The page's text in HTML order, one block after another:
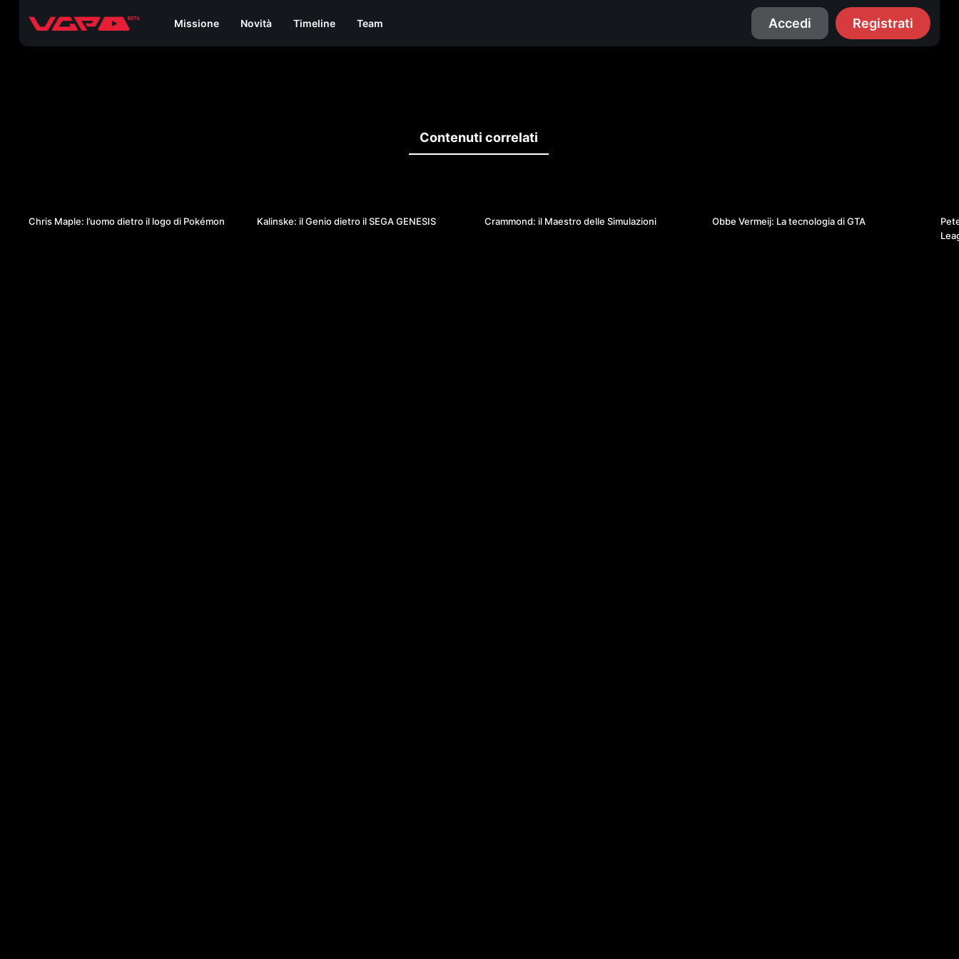
Missione Novità Timeline Team Accedi Registrati
Contenuti correlati
28:36
Chris Maple: l’uomo dietro il logo di Pokémon Kalinske: il Genio dietro il SEGA GENESIS Crammond: il Maestro delle Simulazioni Obbe Vermeij: La tecnologia di GTA